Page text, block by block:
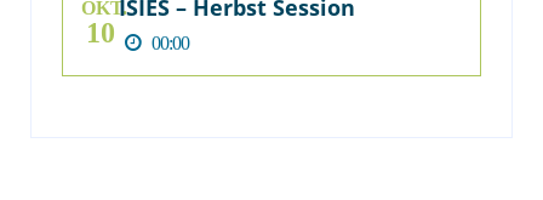
OKT.
10
ISIES – Herbst Session
00:00